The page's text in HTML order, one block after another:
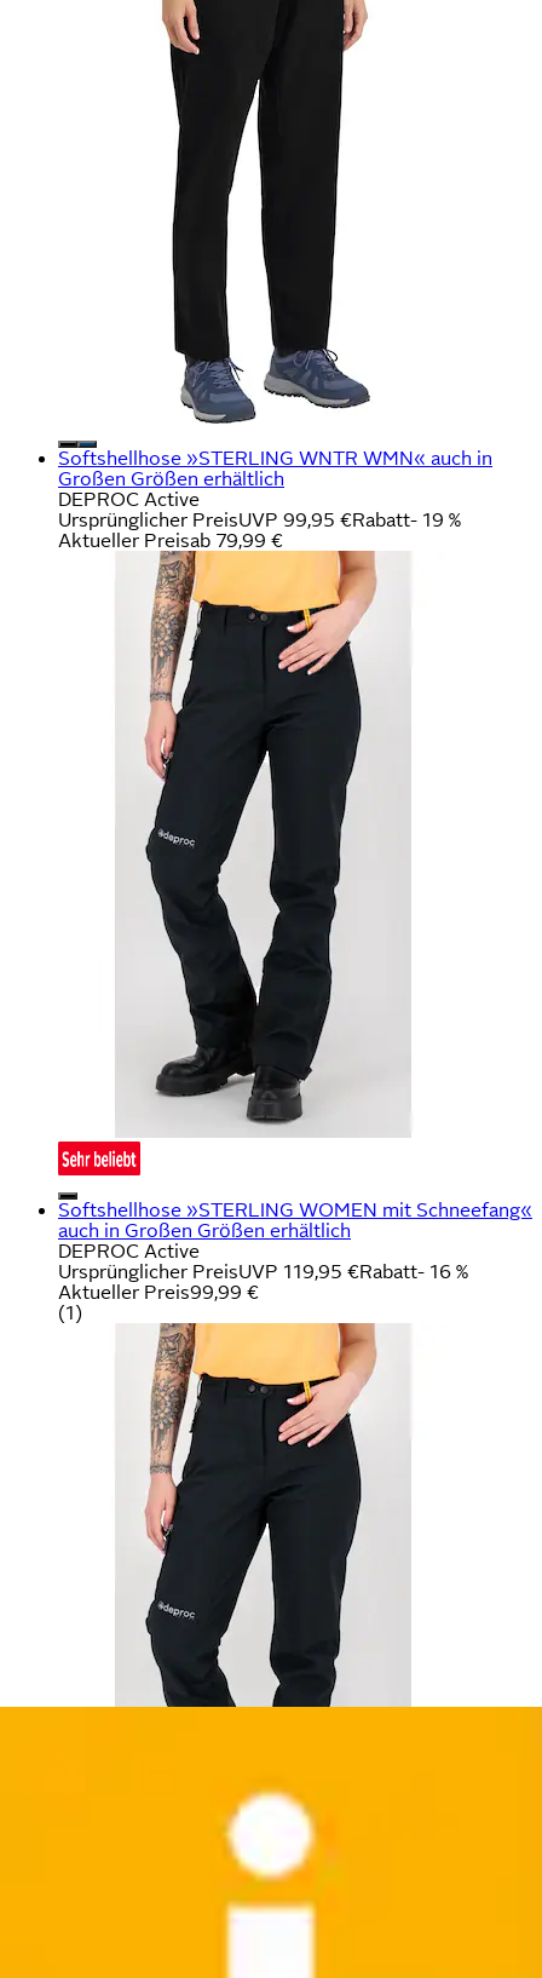
Softshellhose »STERLING WNTR WMN« auch in
Großen Größen erhältlich
DEPROC Active
Ursprünglicher PreisUVP 99,95 €Rabatt- 19 %
Aktueller Preisab 79,99 €
Softshellhose »STERLING WOMEN mit Schneefang«
auch in Großen Größen erhältlich
DEPROC Active
Ursprünglicher PreisUVP 119,95 €Rabatt- 16 %
Aktueller Preis99,99 €
(1)